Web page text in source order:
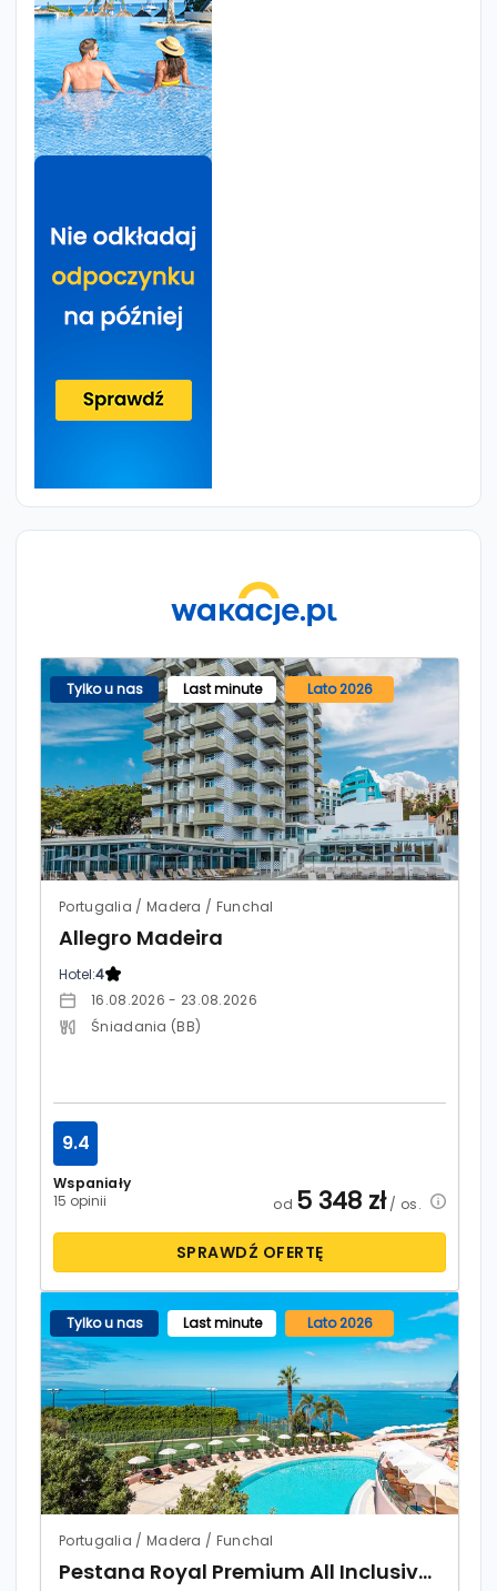
Tylko u nas Last minute Lato 2026
Portugalia / Madera / Funchal
Allegro Madeira
Hotel:4
16.08.2026 - 23.08.2026
Śniadania (BB)
Wspaniały
15 opinii
9.4
od 5 348 zł/ os.
SPRAWDŹ OFERTĘ
Tylko u nas Last minute Lato 2026
Portugalia / Madera / Funchal
Pestana Royal Premium All Inclusive Ocean & Spa